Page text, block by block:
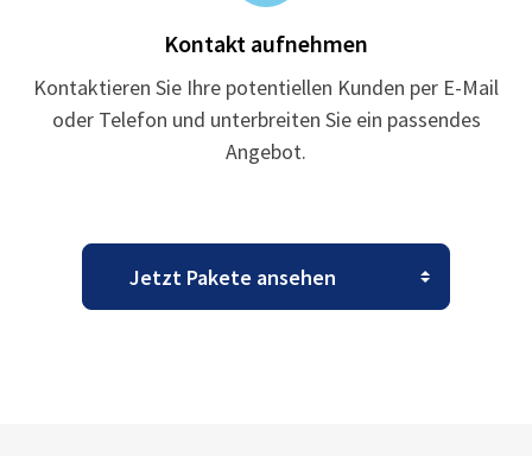
Kontakt aufnehmen
Kontaktieren Sie Ihre potentiellen Kunden per E-Mail
oder Telefon und unterbreiten Sie ein passendes
Angebot.